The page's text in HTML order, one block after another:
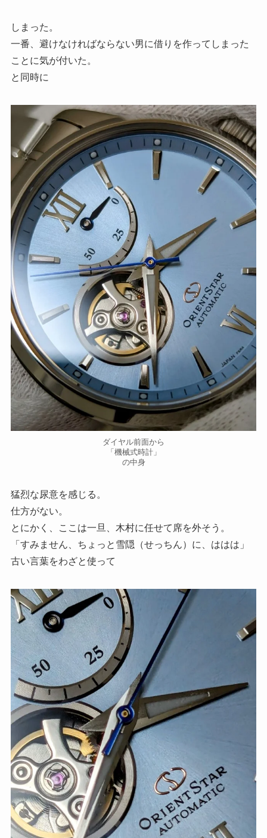
しまった。
一番、避けなければならない男に借りを作ってしまった
ことに気が付いた。
と同時に
ダイヤル前面から
「機械式時計」
の中身
猛烈な尿意を感じる。
仕方がない。
とにかく、ここは一旦、木村に任せて席を外そう。
「すみません、ちょっと雪隠（せっちん）に、ははは」
古い言葉をわざと使って